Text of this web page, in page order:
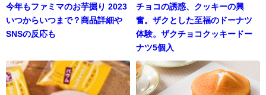
今年もファミマのお芋掘り 2023
いつからいつまで？商品詳細や
SNSの反応も
チョコの誘惑、クッキーの興
奮。ザクとした至福のドーナツ
体験。ザクチョコクッキードー
ナツ5個入